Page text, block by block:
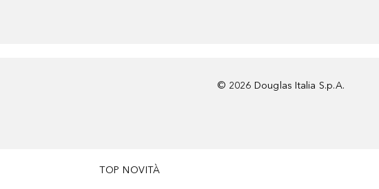
© 2026 Douglas Italia S.p.A.
TOP NOVITÀ